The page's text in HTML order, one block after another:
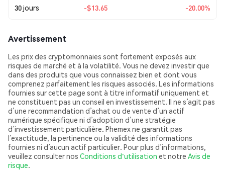
30 jours -$13.65 -20.00%
Avertissement
Les prix des cryptomonnaies sont fortement exposés aux
risques de marché et à la volatilité. Vous ne devez investir que
dans des produits que vous connaissez bien et dont vous
comprenez parfaitement les risques associés. Les informations
fournies sur cette page sont à titre informatif uniquement et
ne constituent pas un conseil en investissement. Il ne s’agit pas
d’une recommandation d’achat ou de vente d’un actif
numérique spécifique ni d’adoption d’une stratégie
d’investissement particulière. Phemex ne garantit pas
l’exactitude, la pertinence ou la validité des informations
fournies ni d’aucun actif particulier. Pour plus d’informations,
veuillez consulter nos Conditions d'utilisation et notre Avis de
risque.